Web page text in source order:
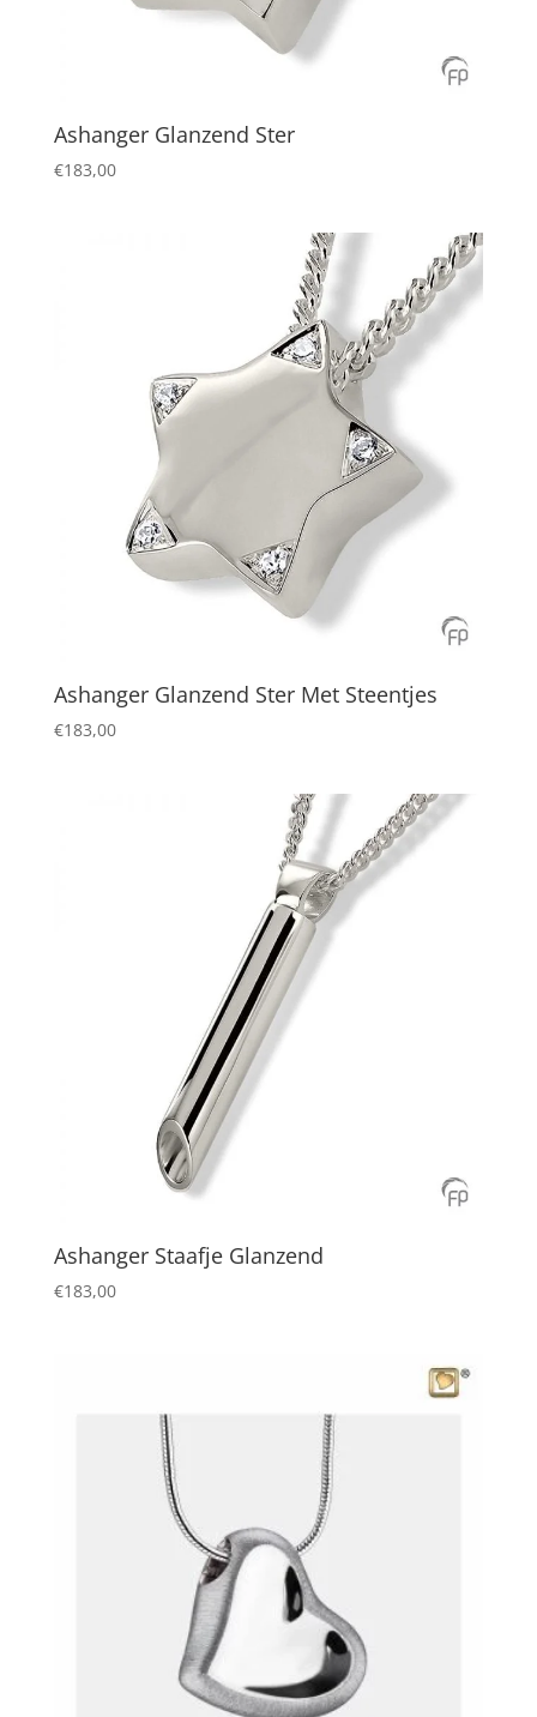
Ashanger Glanzend Ster
€183,00
Ashanger Glanzend Ster Met Steentjes
€183,00
Ashanger Staafje Glanzend
€183,00